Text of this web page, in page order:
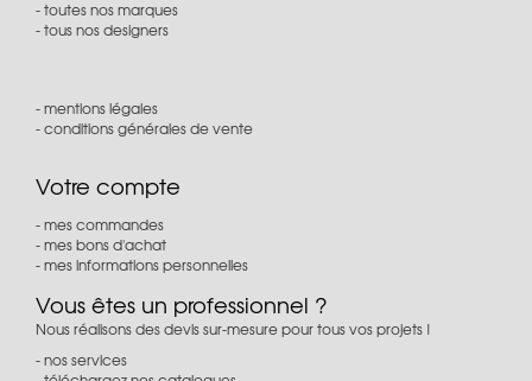
toutes nos marques
tous nos designers
mentions légales
conditions générales de vente
Votre compte
mes commandes
mes bons d'achat
mes informations personnelles
Vous êtes un professionnel ?
Nous réalisons des devis sur-mesure pour tous vos projets !
nos services